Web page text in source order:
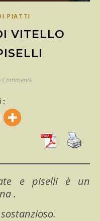
PIATTI
VITELLO
Comments
:
.